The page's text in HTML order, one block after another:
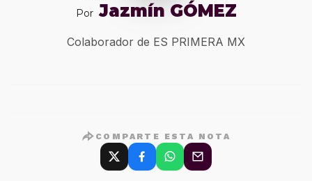
Por Jazmín GÓMEZ
Colaborador de ES PRIMERA MX
COMPARTE ESTA NOTA